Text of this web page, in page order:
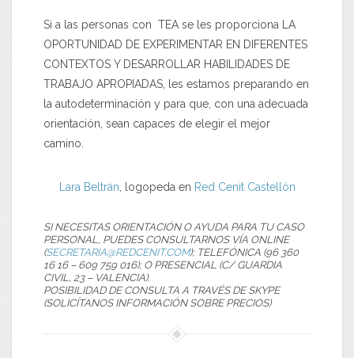
Si a las personas con TEA se les proporciona LA
OPORTUNIDAD DE EXPERIMENTAR EN DIFERENTES
CONTEXTOS Y DESARROLLAR HABILIDADES DE
TRABAJO APROPIADAS, les estamos preparando en
la autodeterminación y para que, con una adecuada
orientación, sean capaces de elegir el mejor
camino.
Lara Beltrán , logopeda en Red Cenit Castellón
SI NECESITAS ORIENTACIÓN O AYUDA PARA TU CASO
PERSONAL, PUEDES CONSULTARNOS VÍA ONLINE
(SECRETARIA@REDCENIT.COM); TELEFÓNICA (96 360
16 16 – 609 759 016); O PRESENCIAL (C/ GUARDIA
CIVIL, 23 – VALENCIA).
POSIBILIDAD DE CONSULTA A TRAVÉS DE SKYPE
(SOLICÍTANOS INFORMACIÓN SOBRE PRECIOS)